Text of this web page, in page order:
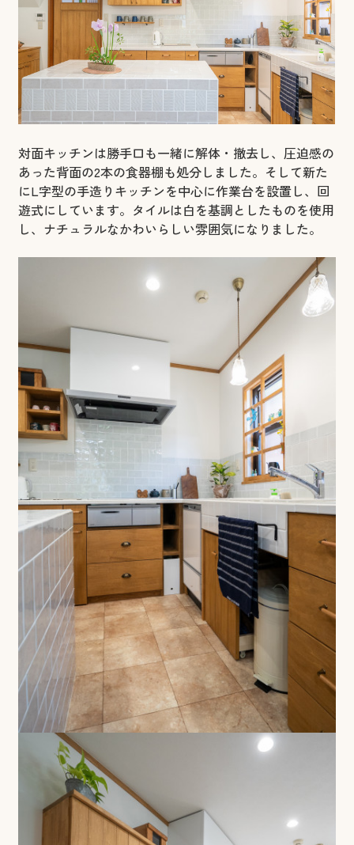
対面キッチンは勝手口も一緒に解体・撤去し、圧迫感の
あった背面の2本の食器棚も処分しました。そして新た
にL字型の手造りキッチンを中心に作業台を設置し、回
遊式にしています。タイルは白を基調としたものを使用
し、ナチュラルなかわいらしい雰囲気になりました。